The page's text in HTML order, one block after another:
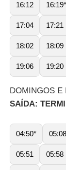
16:12 16:19*
17:04 17:21
18:02 18:09
19:06 19:20
DOMINGOS E
SAÍDA:
04:50* 05:08
05:51 05:58